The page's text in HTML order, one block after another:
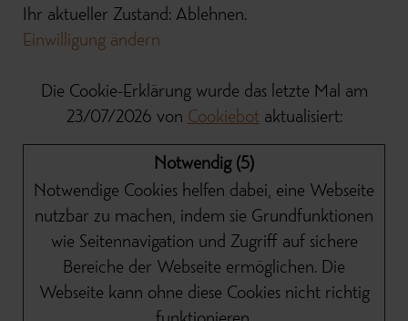
Ihr aktueller Zustand: Ablehnen.
Einwilligung ändern
Die Cookie-Erklärung wurde das letzte Mal am
23/07/2026 von Cookiebotaktualisiert:
Notwendig (5)
Notwendige Cookies helfen dabei, eine Webseite
nutzbar zu machen, indem sie Grundfunktionen
wie Seitennavigation und Zugriff auf sichere
Bereiche der Webseite ermöglichen. Die
Webseite kann ohne diese Cookies nicht richtig